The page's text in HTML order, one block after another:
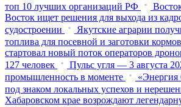
топ 10 лучших организаций РФ
Восток ищет решения для выхода из
судостроении
Якутские аграрии
топлива для посевной и заготовки кормов
стартовал новый поток операторов
127 человек
Пульс угля — 3 августа
промышленность в моменте
под знаком локальных успехов и
Хабаровском крае возрождают